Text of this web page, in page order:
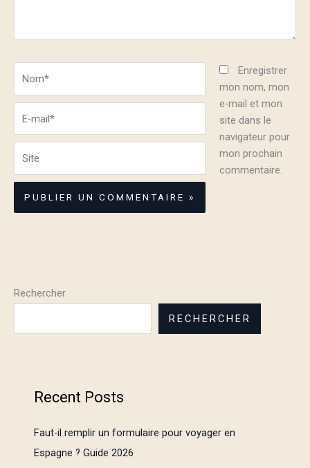
mail*
Enregistrer
mon nom, mon
e-mail et mon
site dans le
navigateur pour
mon prochain
commentaire.
Rechercher
RECHERCHER
Recent Posts
Faut-il remplir un formulaire pour voyager en
Espagne ? Guide 2026